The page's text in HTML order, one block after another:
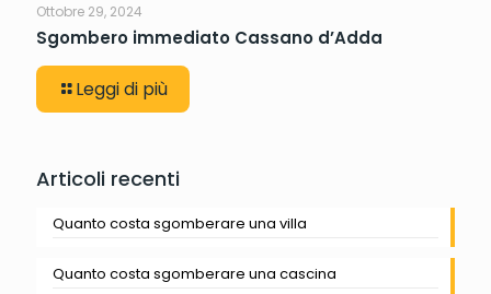
Ottobre 29, 2024
Sgombero immediato Cassano d’Adda
Leggi di più
Articoli recenti
Quanto costa sgomberare una villa
Quanto costa sgomberare una cascina